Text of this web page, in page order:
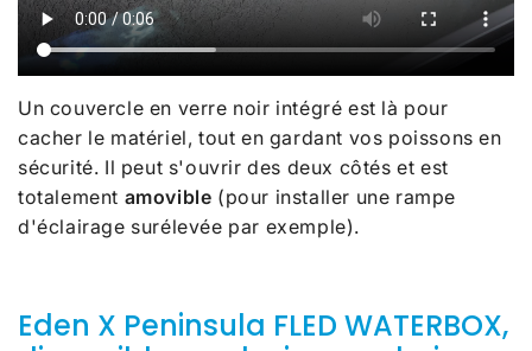
Un couvercle en verre noir intégré est là pour
cacher le matériel, tout en gardant vos poissons en
sécurité. Il peut s'ouvrir des deux côtés et est
totalement amovible (pour installer une rampe
d'éclairage surélevée par exemple).
Eden X Peninsula FLED WATERBOX,